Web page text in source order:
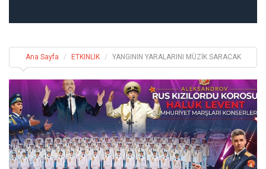
Ana Sayfa ETKINLIK YANGININ YARALARINI MÜZİK SARACAK